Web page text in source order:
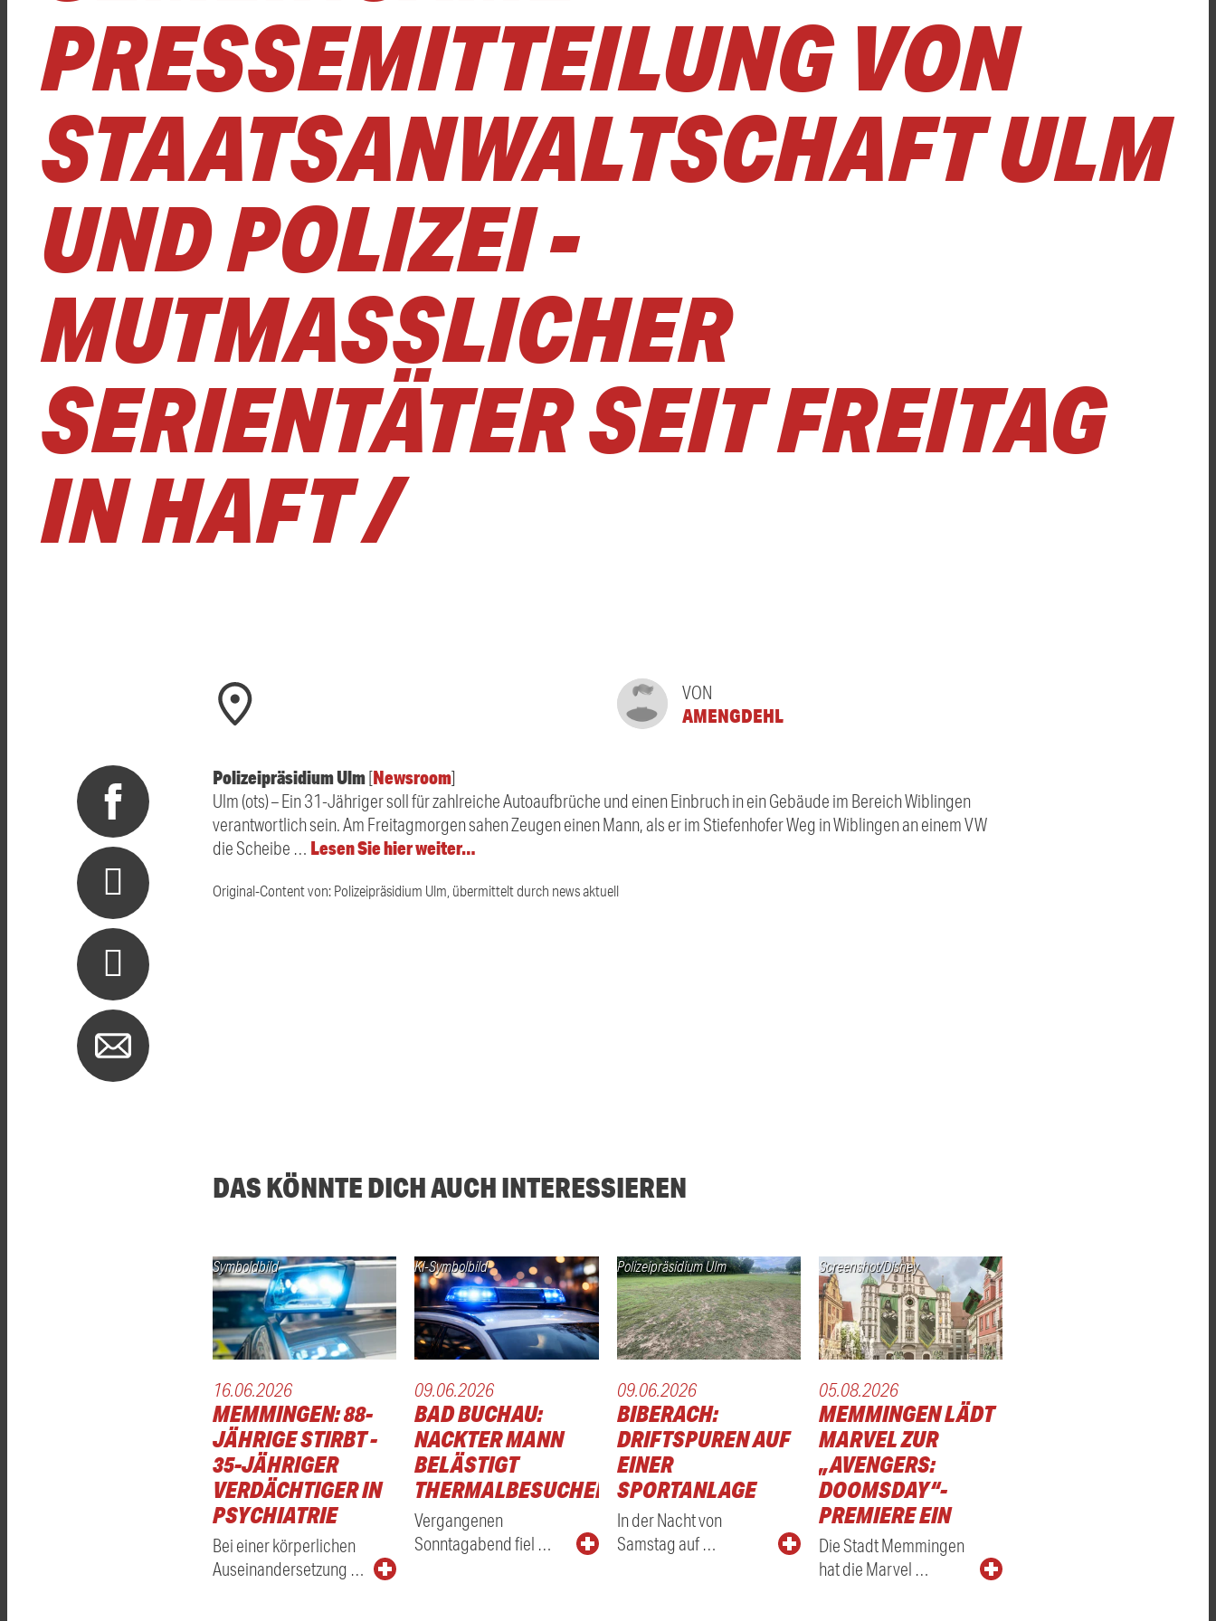
PRESSEMITTEILUNG VON
STAATSANWALTSCHAFT ULM
UND POLIZEI -
MUTMASSLICHER S
ERIENTÄTER SEIT FREITAG I
N HAFT /
VON
AMENGDEHL
Polizeipräsidium Ulm[Newsroom]
Ulm (ots) – Ein 31-Jähriger soll für zahlreiche Autoaufbrüche und einen Einbruch in ein Gebäude im Bereich Wiblingen
verantwortlich sein. Am Freitagmorgen sahen Zeugen einen Mann, als er im Stiefenhofer Weg in Wiblingen an einem VW
die Scheibe … Lesen Sie hier weiter…
Original-Content von: Polizeipräsidium Ulm, übermittelt durch news aktuell
DAS KÖNNTE DICH AUCH INTERESSIEREN
Symboldbild
16.06.2026
MEMMINGEN: 88-
JÄHRIGE STIRBT -
35-JÄHRIGER
VERDÄCHTIGER IN
PSYCHIATRIE
Bei einer körperlichen
Auseinandersetzung …
KI-Symbolbild
09.06.2026
BAD BUCHAU:
NACKTER MANN
BELÄSTIGT
THERMALBESUCHER
Vergangenen
Sonntagabend fiel …
Polizeipräsidium Ulm
09.06.2026
BIBERACH:
DRIFTSPUREN AUF
EINER
SPORTANLAGE
In der Nacht von
Samstag auf …
Screenshot/Disney
05.08.2026
MEMMINGEN LÄDT
MARVEL ZUR
„AVENGERS:
DOOMSDAY“-
PREMIERE EIN
Die Stadt Memmingen
hat die Marvel …